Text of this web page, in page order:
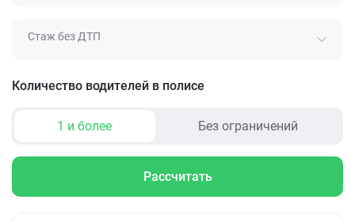
Стаж без ДТП
Количество водителей в полисе
1 и более Без ограничений
Рассчитать